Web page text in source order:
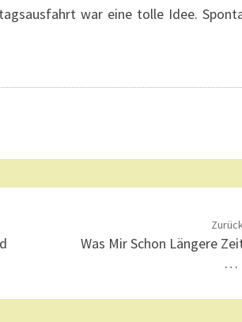
H
?
war eine tolle Idee.
Was Mir Schon Längere
…